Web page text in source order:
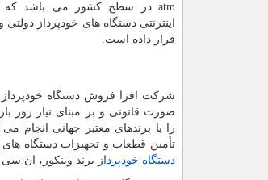
atm در سطح کشور می باشد که
اینترنتی دستگاه های خودپرداز
قرار داده است.
شرکت افرا فروش دستگاه خودپرداز
صورت قانونی و بر مبنای نیاز روز
را با برندهای معتبر جهانی انجام
تأمین قطعات و تجهیزات دستگاه
دستگاه خودپرداز برند وینکور، ان